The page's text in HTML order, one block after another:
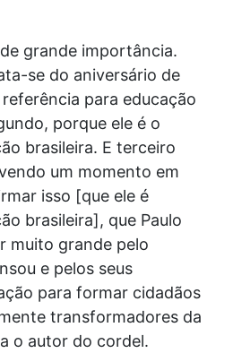
grande importância.
se do aniversário de
para educação
porque ele é o
brasileira. E terceiro
um momento em
isso [que ele é
brasileira], que Paulo
muito grande pelo
e pelos seus
para formar cidadãos
transformadores da
o autor do cordel.